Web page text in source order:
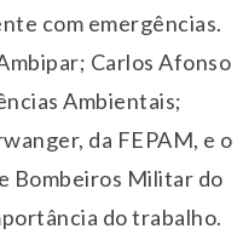
com emergências.
Carlos Afonso
Ambientais;
da FEPAM, e o
Bombeiros Militar do
do trabalho.